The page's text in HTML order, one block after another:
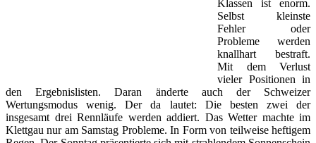
Klassen ist enorm.
Selbst kleinste
Fehler oder
Probleme werden
knallhart bestraft.
Mit dem Verlust
vieler Positionen in
den Ergebnislisten. Daran änderte auch der Schweizer
Wertungsmodus wenig. Der da lautet: Die besten zwei der
insgesamt drei Rennläufe werden addiert. Das Wetter machte im
Klettgau nur am Samstag Probleme. In Form von teilweise heftigem